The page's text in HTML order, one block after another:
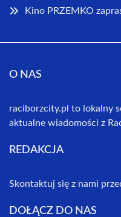
Kino PRZEMKO
O NAS
raciborzcity.pl to lokalny
aktualne wiadomości z
REDAKCJA
Skontaktuj się z nami
DOŁĄCZ DO NAS